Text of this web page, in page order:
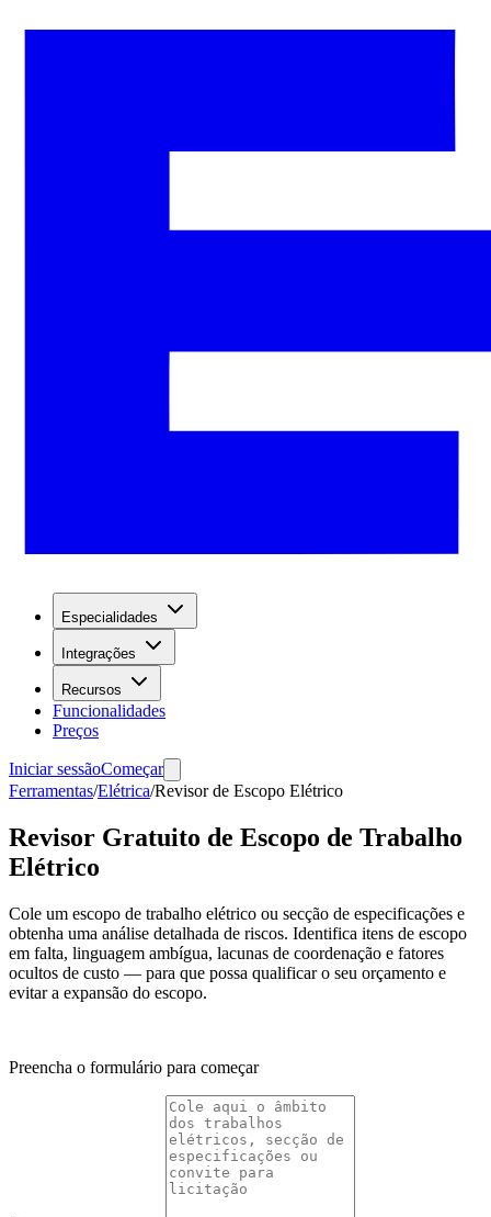
Especialidades
Integrações
Recursos
Funcionalidades
Preços
Iniciar sessãoComeçar
Ferramentas/Elétrica/Revisor de Escopo Elétrico
Revisor Gratuito de Escopo de Trabalho
Elétrico
Cole um escopo de trabalho elétrico ou secção de especificações e
obtenha uma análise detalhada de riscos. Identifica itens de escopo
em falta, linguagem ambígua, lacunas de coordenação e fatores
ocultos de custo — para que possa qualificar o seu orçamento e
evitar a expansão do escopo.
Preencha o formulário para começar